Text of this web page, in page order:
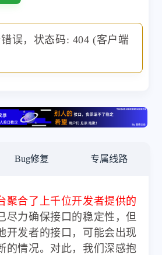
误，状态码: 404 (客户端
Bug修复 专属线路
聚合了上千位开发者提供的
尽力确保接口的稳定性，但
开发者的接口，可能会出现
的情况。对此，我们深感抱